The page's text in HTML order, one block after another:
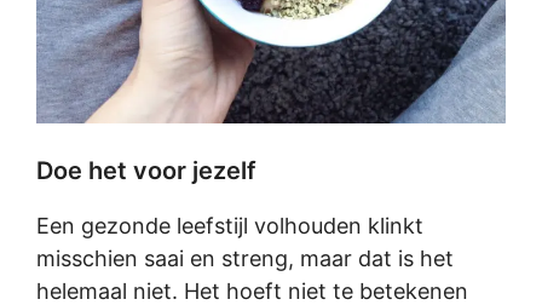
Doe het voor jezelf
Een gezonde leefstijl volhouden klinkt
misschien saai en streng, maar dat is het
helemaal niet. Het hoeft niet te betekenen